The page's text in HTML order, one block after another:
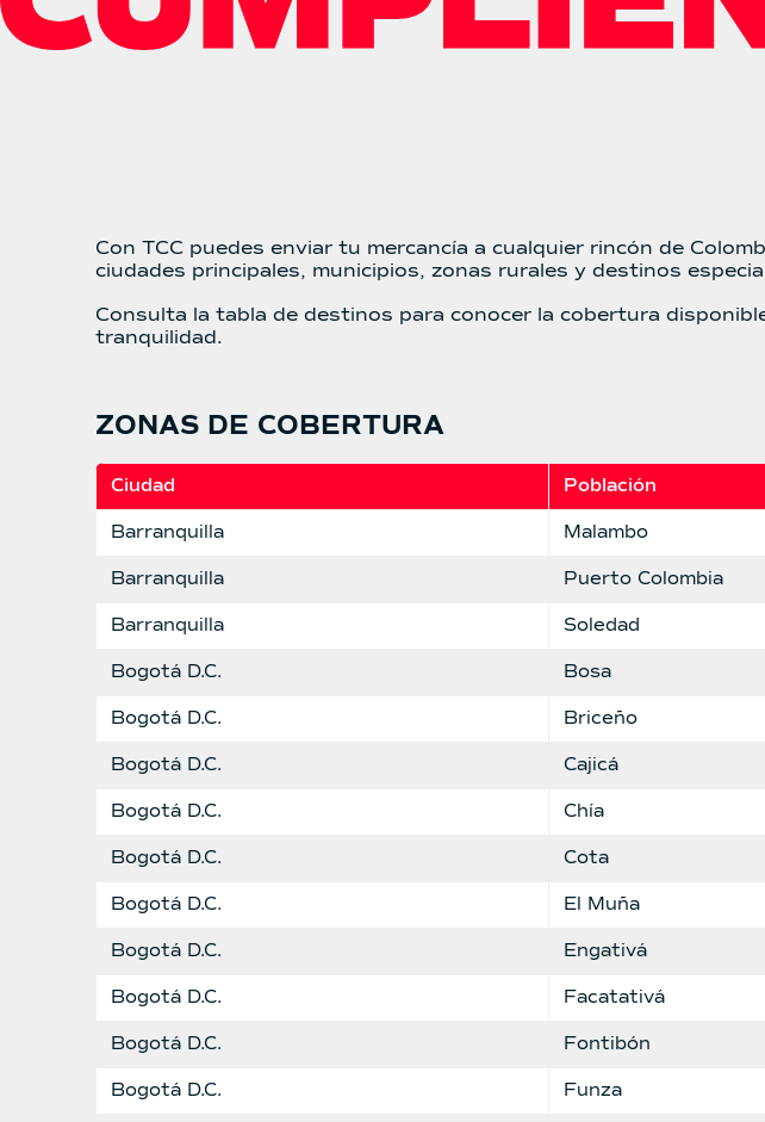
Con TCC puedes enviar tu mercancía a cualquier rincón de
ciudades principales, municipios, zonas rurales y destinos
Consulta la tabla de destinos para conocer la cobertura
tranquilidad.
ZONAS DE COBERTURA
Ciudad Población
Barranquilla Malambo
Barranquilla Puerto Colombia
Barranquilla Soledad
Bogotá D.C. Bosa
Bogotá D.C. Briceño
Bogotá D.C. Cajicá
Bogotá D.C. Chía
Bogotá D.C. Cota
Bogotá D.C. El Muña
Bogotá D.C. Engativá
Bogotá D.C. Facatativá
Bogotá D.C. Fontibón
Bogotá D.C. Funza